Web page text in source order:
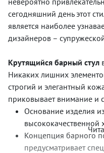
сегодняшний день этот
является наиболее
дизайнеров –
Крутящийся барный стул
Никаких лишних
строгий и элегантный
приковывает внимание и
Основание изделия
высококачественной
Концепция барного
предусматривает